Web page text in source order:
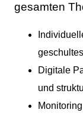
gesamten
Digitale
und